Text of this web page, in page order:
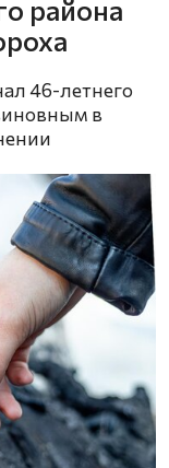
района
46-летнего
в